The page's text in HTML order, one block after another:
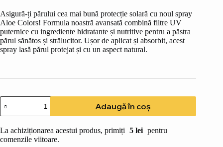
Asigură-ți părului cea mai bună protecție solară cu noul spray
Aloe Colors! Formula noastră avansată combină filtre UV
puternice cu ingrediente hidratante și nutritive pentru a păstra
părul sănătos și strălucitor. Ușor de aplicat și absorbit, acest
spray lasă părul protejat și cu un aspect natural.
Cantitate
PROTECTIE
SOLARA
ALOE
COLORS
Adaugă în coș
La achiziționarea acestui produs, primiți 5 lei pentru
comenzile viitoare.